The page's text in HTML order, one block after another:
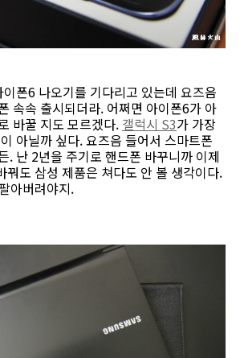
폰6 나오기를 기다리고 있는데 요즈음
속속 출시되더라. 어쩌면 아이폰6가 아
바꿀 지도 모르겠다. 갤럭시 S3가 가장
아닐까 싶다. 요즈음 들어서 스마트폰
. 난 2년을 주기로 핸드폰 바꾸니까 이제
꿔도 삼성 제품은 쳐다도 안 볼 생각이다.
아버려야지.